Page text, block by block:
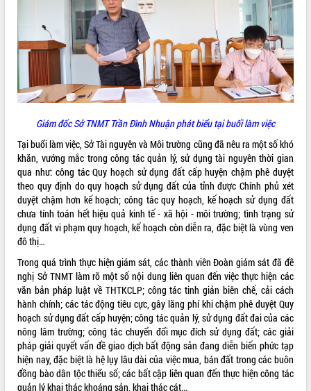
Diễn đàn Kinh tế tư nhân Việt Nam đột
phá cơ chế - Hợp tác công tư
Đề án 06 tạo bước ngoặt đột phá trong
cải cách hành chính tỉnh Đắk Lắk
Kết nối tour, đẩy mạnh chuyển đổi số
để phát triển du lịch Đắk Lắk
Khởi động Dự án Đầu tư xây dựng hạ
tầng kỹ thuật Cụm công nghiệp Tân
Gặp mặt các cơ quan báo chí nhân Kỷ
niệm 101 năm Ngày Báo chí Cách
mạng Việt Nam
Đắk Lắk sơ kết 4 năm triển khai thực
hiện Đề án 06 của Chính phủ
Họp báo thông tin về Hội nghị Công bố
Quy hoạch và Xúc tiến đầu tư tỉnh Đắk
Khơi thông điểm nghẽn, đẩy nhanh
giải ngân vốn khắc phục thiên tai
HĐND tỉnh thông qua điều chỉnh Quy
hoạch tỉnh thời kỳ 2021-2030
Hội thảo góp ý hồ sơ điều chỉnh quy
hoạch tỉnh Đắk Lắk thời kỳ 2021-2030,
tầm nhìn đến năm 2050
Nâng cao hiệu quả hoạt động của các
Giám đốc Sở TNMT Trần Đình Nhuận phát biểu tại buổi làm việc
Tại buổi làm việc, Sở Tài nguyên và Môi trường cũng đã nêu ra một số khó
khăn, vướng mắc trong công tác quản lý, sử dụng tài nguyên thời gian
qua như: công tác Quy hoạch sử dụng đất cấp huyện chậm phê duyệt
theo quy định do quy hoạch sử dụng đất của tỉnh được Chính phủ xét
duyệt chậm hơn kế hoạch; công tác quy hoạch, kế hoạch sử dụng đất
chưa tính toán hết hiệu quả kinh tế - xã hội - môi trường; tình trạng sử
dụng đất vi phạm quy hoạch, kế hoạch còn diễn ra, đặc biệt là vùng ven
đô thị…
Trong quá trình thực hiện giám sát, các thành viên Đoàn giám sát đã đề
nghị Sở TNMT làm rõ một số nội dung liên quan đến việc thực hiện các
văn bản pháp luật về THTKCLP; công tác tinh giản biên chế, cải cách
hành chính; các tác động tiêu cực, gây lãng phí khi chậm phê duyệt Quy
hoạch sử dụng đất cấp huyện; công tác quản lý, sử dụng đất đai của các
nông lâm trường; công tác chuyển đổi mục đích sử dụng đất; các giải
pháp giải quyết vấn đề giao dịch bất động sản đang diễn biến phức tạp
hiện nay, đặc biệt là hệ lụy lâu dài của việc mua, bán đất trong các buôn
đồng bào dân tộc thiểu số; các bất cập liên quan đến thực hiện công tác
quản lý khai thác khoáng sản, khai thác cát...